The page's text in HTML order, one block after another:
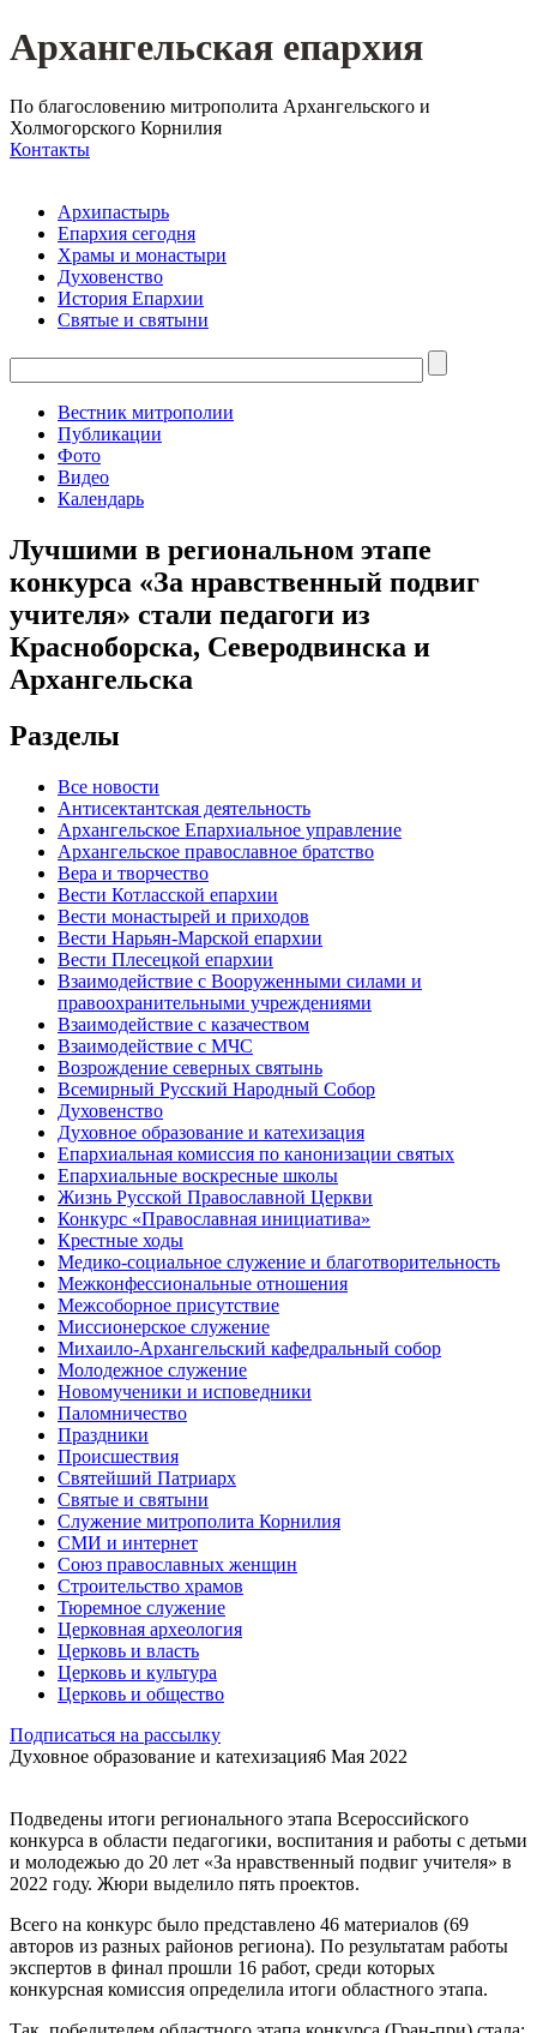
Архангельская епархия
По благословению митрополита Архангельского и
Холмогорского Корнилия
Контакты
Архипастырь
Епархия сегодня
Храмы и монастыри
Духовенство
История Епархии
Святые и святыни
Вестник митрополии
Публикации
Фото
Видео
Календарь
Лучшими в региональном этапе
конкурса «За нравственный подвиг
учителя» стали педагоги из
Красноборска, Северодвинска и
Архангельска
Разделы
Все новости
Антисектантская деятельность
Архангельское Епархиальное управление
Архангельское православное братство
Вера и творчество
Вести Котласской епархии
Вести монастырей и приходов
Вести Нарьян-Марской епархии
Вести Плесецкой епархии
Взаимодействие с Вооруженными силами и
правоохранительными учреждениями
Взаимодействие с казачеством
Взаимодействие с МЧС
Возрождение северных святынь
Всемирный Русский Народный Собор
Духовенство
Духовное образование и катехизация
Епархиальная комиссия по канонизации святых
Епархиальные воскресные школы
Жизнь Русской Православной Церкви
Конкурс «Православная инициатива»
Крестные ходы
Медико-социальное служение и благотворительность
Межконфессиональные отношения
Межсоборное присутствие
Миссионерское служение
Михаило-Архангельский кафедральный собор
Молодежное служение
Новомученики и исповедники
Паломничество
Праздники
Происшествия
Святейший Патриарх
Святые и святыни
Служение митрополита Корнилия
СМИ и интернет
Союз православных женщин
Строительство храмов
Тюремное служение
Церковная археология
Церковь и власть
Церковь и культура
Церковь и общество
Подписаться на рассылку
Духовное образование и катехизация6 Мая 2022
Подведены итоги регионального этапа Всероссийского
конкурса в области педагогики, воспитания и работы с детьми
и молодежью до 20 лет «За нравственный подвиг учителя» в
2022 году. Жюри выделило пять проектов.
Всего на конкурс было представлено 46 материалов (69
авторов из разных районов региона). По результатам работы
экспертов в финал прошли 16 работ, среди которых
конкурсная комиссия определила итоги областного этапа.